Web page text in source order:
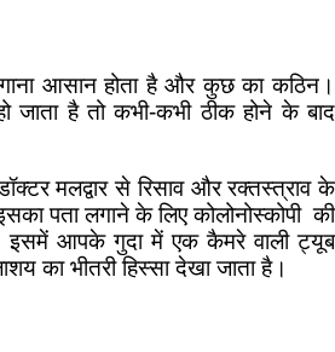
आसान होता है और कुछ का कठिन।
जाता है तो कभी-कभी ठीक होने के बाद
मलद्वार से रिसाव और रक्तस्त्राव के
पता लगाने के लिए कोलोनोस्कोपी की
आपके गुदा में एक कैमरे वाली ट्यूब
का भीतरी हिस्सा देखा जाता है।